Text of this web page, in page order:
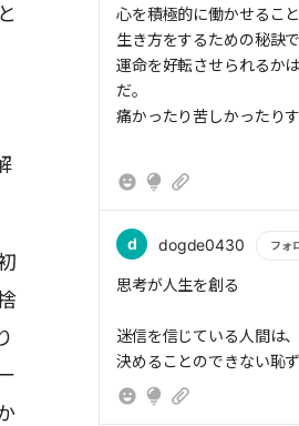
もっと読む
心を積極的に働かせるこ
生き方をするための秘訣
運命を好転させられるか
だ。
痛かったり苦しかったり
に出しても構わない。し
迷信に惑わされてはいけ
ものは切り捨てるべきで
してしまう。人間の使命
d dogde0430 フォ
もっと読む
思考が人生を創る
迷信を信じている人間は
決めることのできない恥